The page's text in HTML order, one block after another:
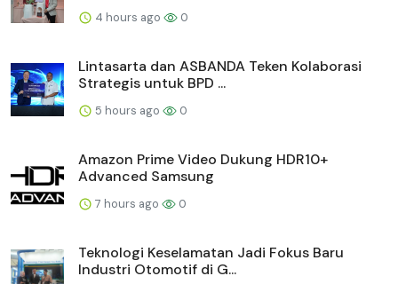
4 hours ago 0
Lintasarta dan ASBANDA Teken Kolaborasi
Strategis untuk BPD ...
5 hours ago 0
Amazon Prime Video Dukung HDR10+
Advanced Samsung
7 hours ago 0
Teknologi Keselamatan Jadi Fokus Baru
Industri Otomotif di G...